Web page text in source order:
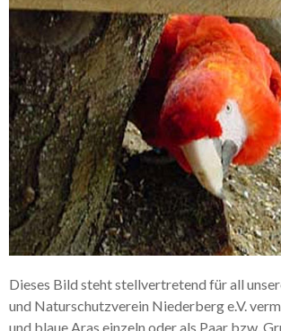
Dieses Bild steht stellvertretend für all
und Naturschutzverein Niederberg e.V.
und blaue Aras einzeln oder als Paar bzw.